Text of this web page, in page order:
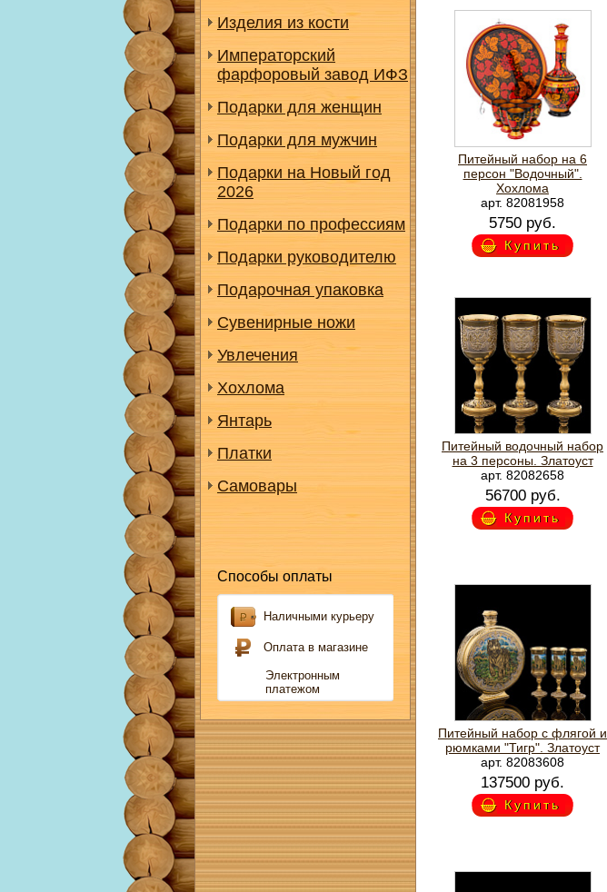
Изделия из кости
Императорский
фарфоровый завод ИФЗ
Подарки для женщин
Подарки для мужчин
Подарки на Новый год
2026
Подарки по профессиям
Подарки руководителю
Подарочная упаковка
Сувенирные ножи
Увлечения
Хохлома
Янтарь
Платки
Самовары
Способы оплаты
Наличными курьеру
Оплата в магазине
Электронным
платежом
Питейный набор на 6
персон "Водочный".
Хохлома
арт. 82081958
5750 руб.
Купить
Питейный водочный набор
на 3 персоны. Златоуст
арт. 82082658
56700 руб.
Купить
Питейный набор с флягой и
рюмками "Тигр". Златоуст
арт. 82083608
137500 руб.
Купить